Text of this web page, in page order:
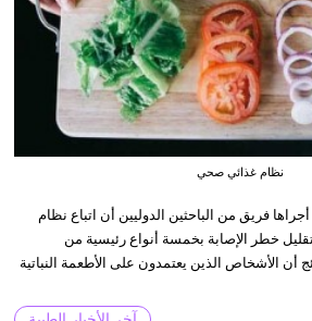
نظام غذائي صحي
فريق من الباحثين الدوليين أن اتباع نظام
خطر الإصابة بخمسة أنواع رئيسية من
أن الأشخاص الذين يعتمدون على الأطعمة النباتية